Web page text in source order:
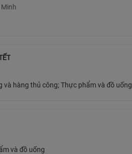
Quà tặng và hàng thủ công; Thực phẩm và đồ uống
và đồ uống